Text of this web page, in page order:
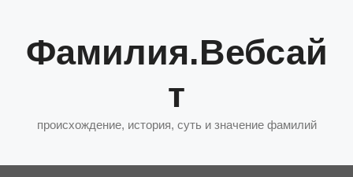
содержимому
Фамилия.Вебсай
т
происхождение, история, суть и значение фамилий